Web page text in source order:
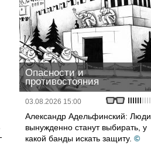
Опасности и
противостояния
03.08.2026 15:00
Александр Адельфинский: Люди
вынужденно станут выбирать, у
какой банды искать защиту. ©